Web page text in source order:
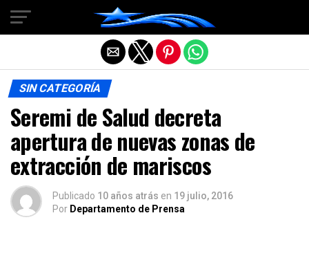
SIN CATEGORÍA
Seremi de Salud decreta
apertura de nuevas zonas de
extracción de mariscos
Publicado 10 años atrás en 19 julio, 2016
Por Departamento de Prensa
Salir de la versión móvil